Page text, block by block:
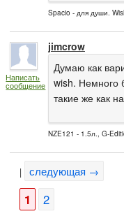
Spacio - для души.
Написать
сообщение
jimcrow
Думаю как
wish. Немного
такие же как
NZE121 - 1.5л., G-
| следующая →
1 2